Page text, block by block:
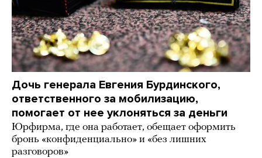
Дочь генерала Евгения Бурдинского,
ответственного за мобилизацию,
помогает от нее уклоняться за деньги
Юрфирма, где она работает, обещает оформить
бронь «конфиденциально» и «без лишних
разговоров»